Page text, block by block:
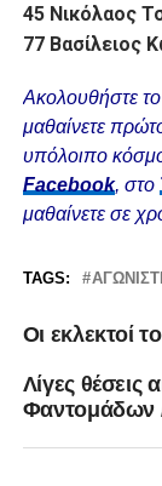
45 Νικόλαος
77 Βασίλειος
Ακολουθήστε το
μαθαίνετε
υπόλοιπο
Facebook, στο
μαθαίνετε σε
TAGS:
Οι εκλεκτοί
Λίγες
Φαντομάδων /